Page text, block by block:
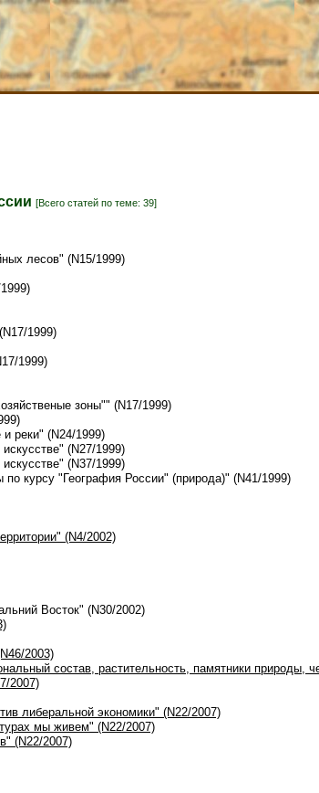
[Всего статей по теме: 39]
лесов" (N15/1999)
1999)
1999)
зоны"" (N17/1999)
и реки" (N24/1999)
(N27/1999)
(N37/1999)
по курсу "География России" (природа)" (N41/1999)
(N4/2002)
Восток" (N30/2002)
2003)
состав, растительность, памятники природы,
2007)
либеральной экономики" (N22/2007)
мы живем" (N22/2007)
(N22/2007)